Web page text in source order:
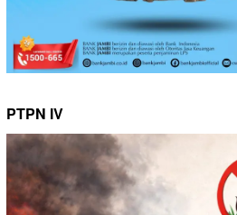
PTPN IV